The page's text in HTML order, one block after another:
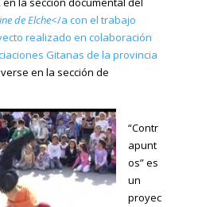
de Elche</a con el trabajo
realizado en colaboración
Gitanas de la provincia
en la sección de
“Contr
apunt
os” es
un
proyec